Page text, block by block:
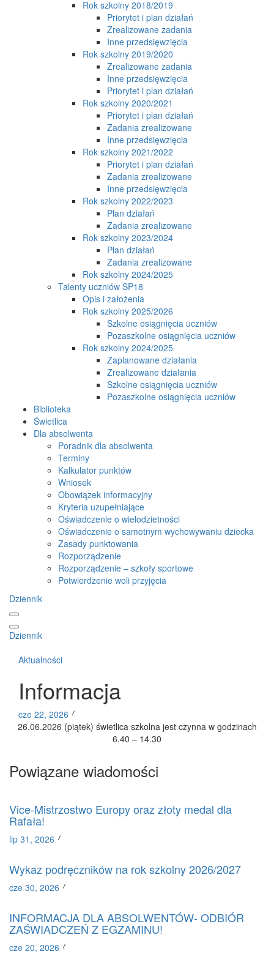
Rok szkolny 2018/2019
Priorytet i plan działań
Zrealizowane zadania
Inne przedsięwzięcia
Rok szkolny 2019/2020
Zrealizowane zadania
Inne przedsięwzięcia
Priorytet i plan działań
Rok szkolny 2020/2021
Priorytet i plan działań
Zadania zrealizowane
Inne przedsięwzięcia
Rok szkolny 2021/2022
Priorytet i plan działań
Zadania zrealizowane
Inne przedsięwzięcia
Rok szkolny 2022/2023
Plan działań
Zadania zrealizowane
Rok szkolny 2023/2024
Plan działań
Zadania zrealizowane
Rok szkolny 2024/2025
Talenty uczniów SP18
Opis i założenia
Rok szkolny 2025/2026
Szkolne osiągnięcia uczniów
Pozaszkolne osiągnięcia uczniów
Rok szkolny 2024/2025
Zaplanowane działania
Zrealizowane działania
Szkolne osiągnięcia uczniów
Pozaszkolne osiągnięcia uczniów
Biblioteka
Świetlica
Dla absolwenta
Poradnik dla absolwenta
Terminy
Kalkulator punktów
Wniosek
Obowiązek informacyjny
Kryteria uzupełniające
Oświadczenie o wielodzietności
Oświadczenie o samotnym wychowywaniu dziecka
Zasady punktowania
Rozporządzenie
Rozporządzenie – szkoły sportowe
Potwierdzenie woli przyjęcia
Dziennik
Dziennik
Aktualności
Informacja
cze 22, 2026
26.06.2026 (piątek) świetlica szkolna jest czynna w godzinach
6.40 – 14.30
Powiązane wiadomości
Vice-Mistrzostwo Europy oraz złoty medal dla
Rafała!
lip 31, 2026
Wykaz podręczników na rok szkolny 2026/2027
cze 30, 2026
INFORMACJA DLA ABSOLWENTÓW- ODBIÓR
ZAŚWIADCZEŃ Z EGZAMINU!
cze 20, 2026